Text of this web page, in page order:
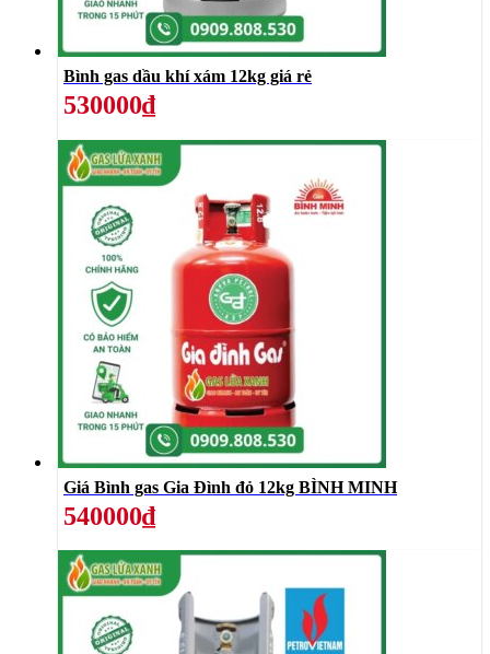
Bình gas dầu khí xám 12kg giá rẻ
530000₫
Giá Bình gas Gia Đình đỏ 12kg BÌNH MINH
540000₫